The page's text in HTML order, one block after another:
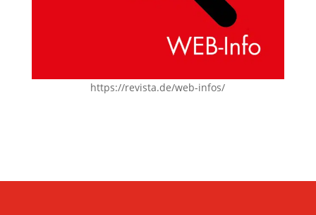
https://revista.de/web-infos/